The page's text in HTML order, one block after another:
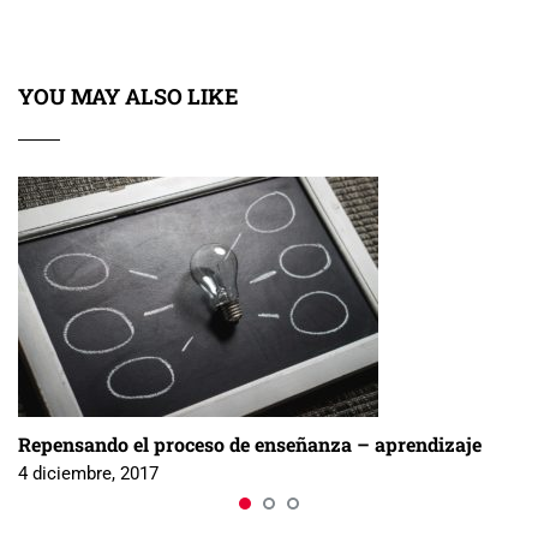
YOU MAY ALSO LIKE
Repensando el proceso de enseñanza – aprendizaje
4 diciembre, 2017